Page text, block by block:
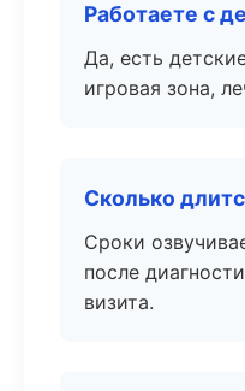
Работаете с
Да, есть
игровая зона,
Сколько
Сроки
после
визита.